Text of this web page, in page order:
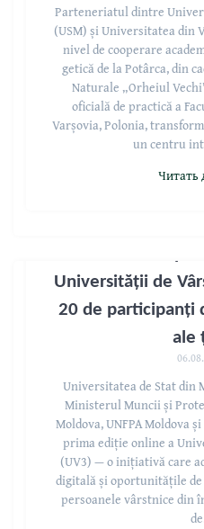
Parteneriatul dintre
(USM) și Universitatea din
nivel de cooperare
getică de la Potârca, din
Naturale „Orheiul
oficială de practică a
Varșovia, Polonia,
un centru
Читать
Universității de
20 de participanți
ale
Universitatea de Stat din
Ministerul Muncii și
Moldova, UNFPA Moldova
prima ediție online a
(UV3) — o inițiativă care
digitală și oportunitățile de
persoanele vârstnice din